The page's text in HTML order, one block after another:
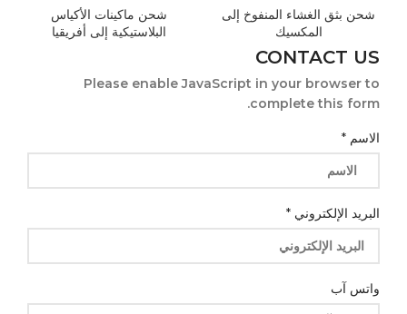
شحن بثق الغشاء المنفوخ إلى
المكسيك
شحن ماكينات الأكياس
البلاستيكية إلى أفريقيا
CONTACT US
Please enable JavaScript in your browser to
complete this form.
الاسم *
البريد الإلكتروني *
واتس آب